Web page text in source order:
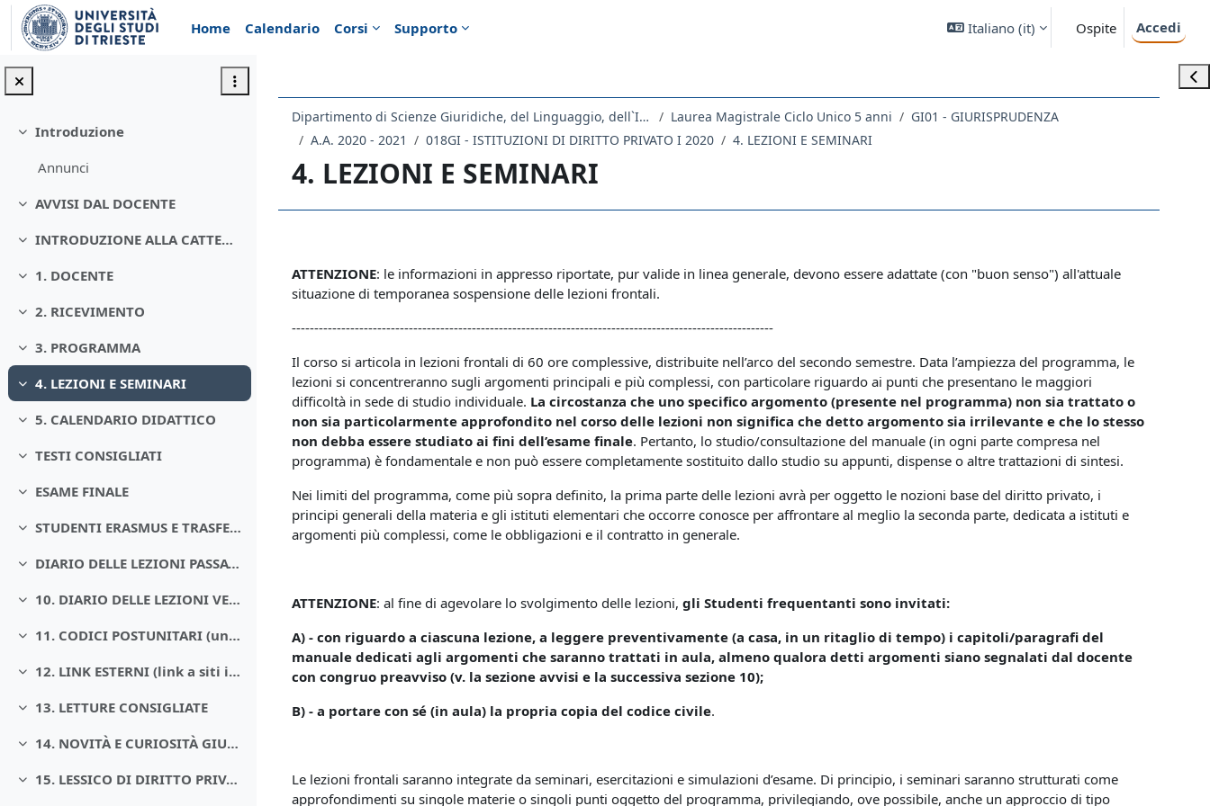
Vai al contenuto principale
Home
Calendario Corsi Supporto Italiano ‎(it)‎ Ospite Accedi
Minimizza
Introduzione
Annunci
Minimizza
AVVISI DAL DOCENTE
Minimizza INTRODUZIONE ALLA CATTEDRA ON-LINE - Istituzioni di diritto privato I, A.A. 2020/2021
Minimizza
1. DOCENTE
Minimizza
2. RICEVIMENTO
Minimizza
3. PROGRAMMA
Minimizza
4. LEZIONI E SEMINARI
Minimizza
5. CALENDARIO DIDATTICO
Minimizza
TESTI CONSIGLIATI
Minimizza
ESAME FINALE
Minimizza STUDENTI ERASMUS E TRASFERITI DA ALTRI ATENEI
Minimizza DIARIO DELLE LEZIONI PASSATE (quali argomenti abbiamo trattato in aula) Modifica nome della sezione
Minimizza 10. DIARIO DELLE LEZIONI VENTURE (quali argomenti dobbiamo trattare in aula)
Minimizza 11. CODICI POSTUNITARI (un po’ di storia, per chi è interessato)
Minimizza 12. LINK ESTERNI (link a siti internet di interesse giuridico e/o utili per lo Studente)
Minimizza
13. LETTURE CONSIGLIATE
Minimizza 14. NOVITÀ E CURIOSITÀ GIURIDICHE
Minimizza 15. LESSICO DI DIRITTO PRIVATO (costruiamo il nostro linguaggio tecnico-giuridico)
Dipartimento di Scienze Giuridiche, del Linguaggio, dell`Interpretazione e della Traduzione Laurea Magistrale Ciclo Unico 5 anni
GI01 - GIURISPRUDENZA
A.A. 2020 - 2021
018GI - ISTITUZIONI DI DIRITTO PRIVATO I 2020 4. LEZIONI E SEMINARI
4. LEZIONI E SEMINARI
ATTENZIONE: le informazioni in appresso riportate, pur valide in linea generale, devono essere adattate (con "buon senso") all'attuale
situazione di temporanea sospensione delle lezioni frontali.
-----------------------------------------------------------------------------------------------------------
Il corso si articola in lezioni frontali di 60 ore complessive, distribuite nell’arco del secondo semestre. Data l’ampiezza del programma, le
lezioni si concentreranno sugli argomenti principali e più complessi, con particolare riguardo ai punti che presentano le maggiori
difficoltà in sede di studio individuale. La circostanza che uno specifico argomento (presente nel programma) non sia trattato o
non sia particolarmente approfondito nel corso delle lezioni non significa che detto argomento sia irrilevante e che lo stesso
non debba essere studiato ai fini dell’esame finale. Pertanto, lo studio/consultazione del manuale (in ogni parte compresa nel
programma) è fondamentale e non può essere completamente sostituito dallo studio su appunti, dispense o altre trattazioni di sintesi.
Nei limiti del programma, come più sopra definito, la prima parte delle lezioni avrà per oggetto le nozioni base del diritto privato, i
principi generali della materia e gli istituti elementari che occorre conosce per affrontare al meglio la seconda parte, dedicata a istituti e
argomenti più complessi, come le obbligazioni e il contratto in generale.
ATTENZIONE: al fine di agevolare lo svolgimento delle lezioni, gli Studenti frequentanti sono invitati:
A) - con riguardo a ciascuna lezione, a leggere preventivamente (a casa, in un ritaglio di tempo) i capitoli/paragrafi del
manuale dedicati agli argomenti che saranno trattati in aula, almeno qualora detti argomenti siano segnalati dal docente
con congruo preavviso (v. la sezione avvisi e la successiva sezione 10);
B) - a portare con sé (in aula) la propria copia del codice civile.
Le lezioni frontali saranno integrate da seminari, esercitazioni e simulazioni d’esame. Di principio, i seminari saranno strutturati come
approfondimenti su singole materie o singoli punti oggetto del programma, privilegiando, ove possibile, anche un approccio di tipo